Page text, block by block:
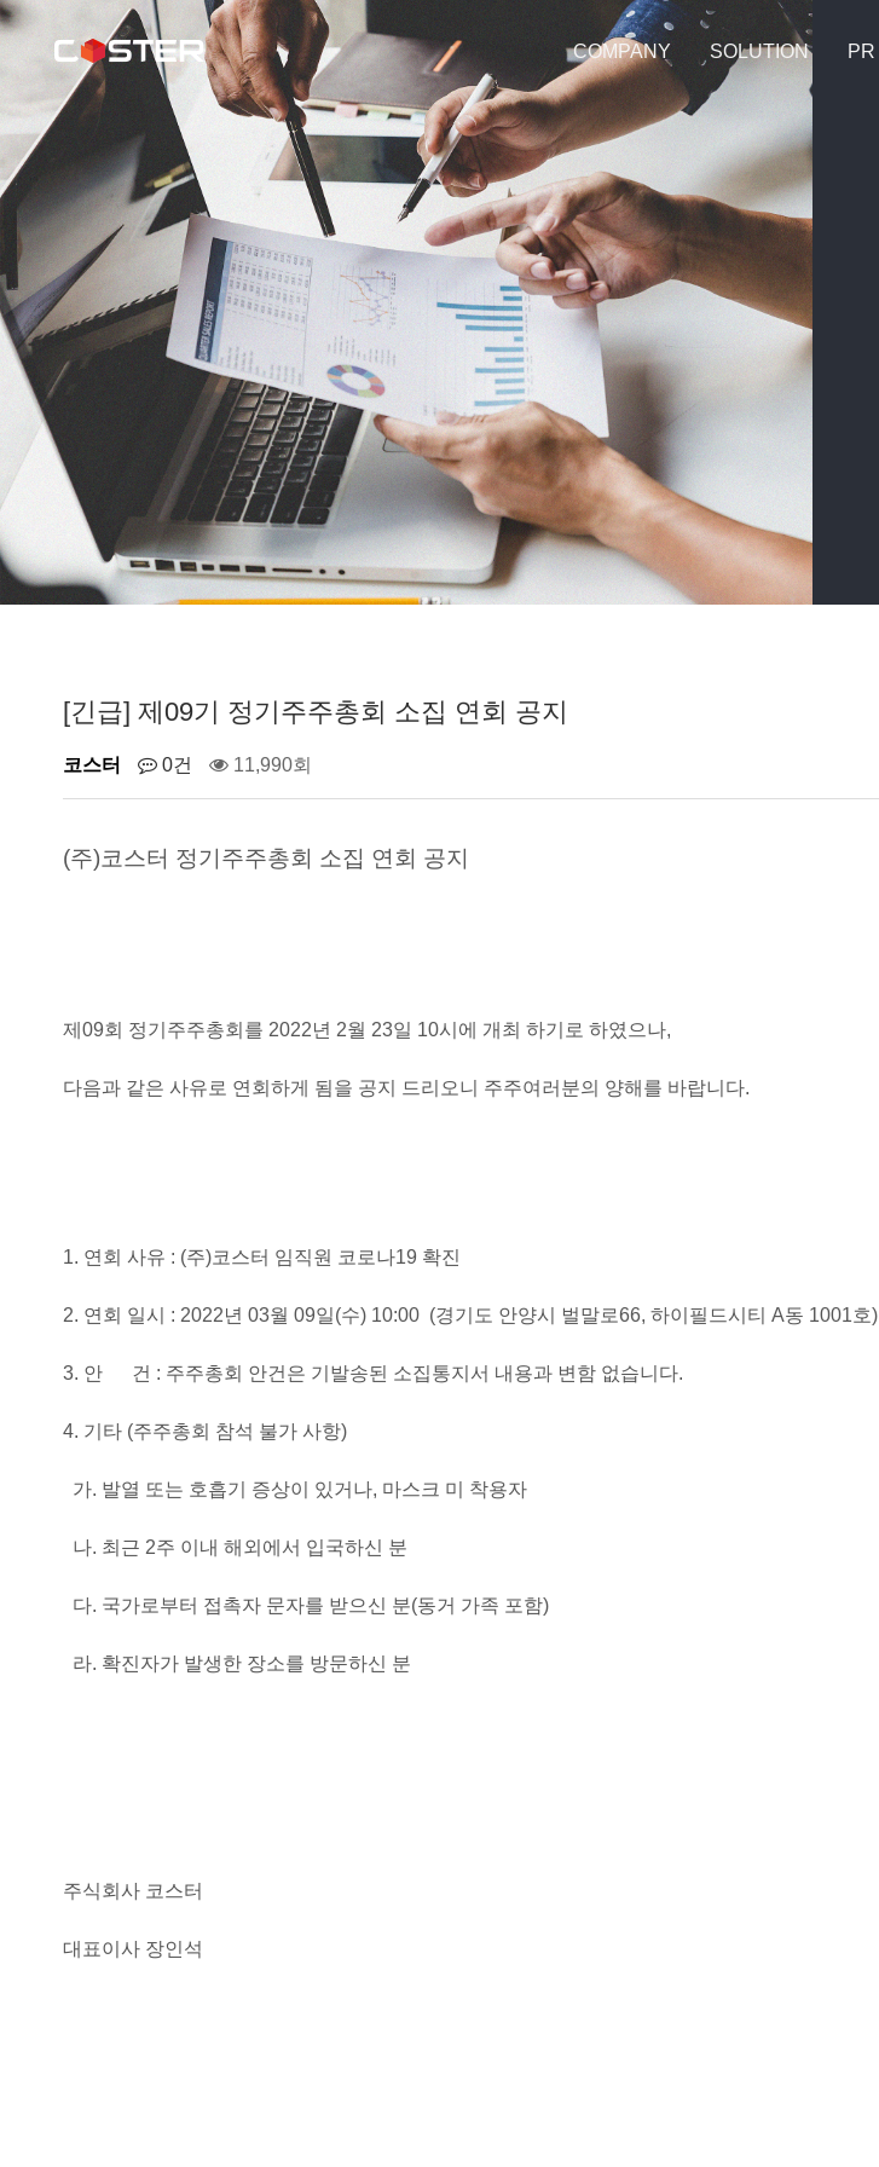
COMPANY SOLUTION PR
[긴급] 제09기 정기주주총회 소집 연회 공지
코스터 0건 11,990회
(주)코스터 정기주주총회 소집 연회 공지
제09회 정기주주총회를 2022년 2월 23일 10시에 개최 하기로 하였으나,
다음과 같은 사유로 연회하게 됨을 공지 드리오니 주주여러분의 양해를 바랍니다.
1. 연회 사유 : (주)코스터 임직원 코로나19 확진
2. 연회 일시 : 2022년 03월 09일(수) 10:00 (경기도 안양시 벌말로66, 하이필드시티 A동 1001호)
3. 안 건 : 주주총회 안건은 기발송된 소집통지서 내용과 변함 없습니다.
4. 기타 (주주총회 참석 불가 사항)
가. 발열 또는 호흡기 증상이 있거나, 마스크 미 착용자
나. 최근 2주 이내 해외에서 입국하신 분
다. 국가로부터 접촉자 문자를 받으신 분(동거 가족 포함)
라. 확진자가 발생한 장소를 방문하신 분
주식회사 코스터
대표이사 장인석